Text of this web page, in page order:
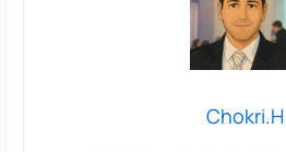
Chokri.H